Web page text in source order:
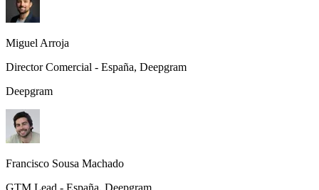
Miguel Arroja
Director Comercial - España, Deepgram
Deepgram
Francisco Sousa Machado
GTM Lead - España, Deepgram